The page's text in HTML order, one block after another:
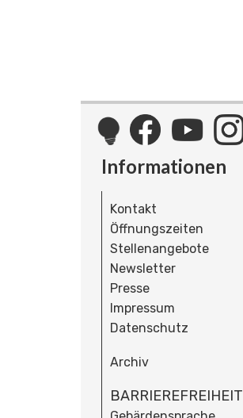
Informationen
Kontakt
Öffnungszeiten
Stellenangebote
Newsletter
Presse
Impressum
Datenschutz
Archiv
BARRIEREFREIHEIT